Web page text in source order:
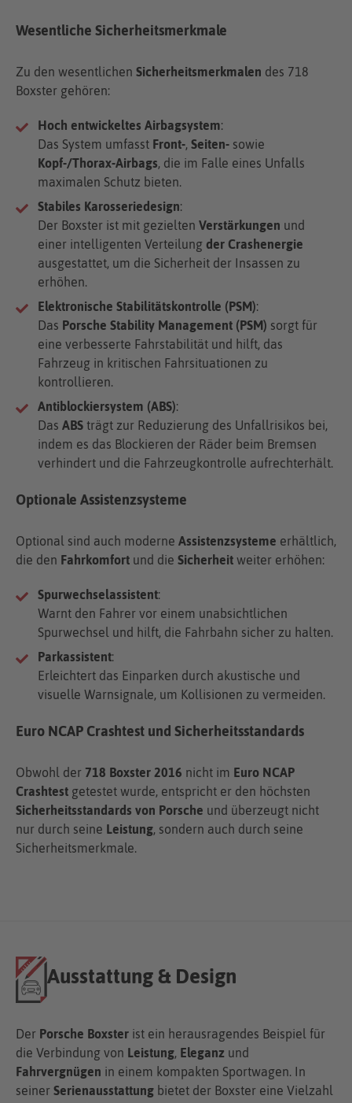
Wesentliche Sicherheitsmerkmale
Zu den wesentlichen Sicherheitsmerkmalen des 718
Boxster gehören:
Hoch entwickeltes Airbagsystem:
Das System umfasst Front-, Seiten- sowie
Kopf-/Thorax-Airbags, die im Falle eines Unfalls
maximalen Schutz bieten.
Stabiles Karosseriedesign:
Der Boxster ist mit gezielten Verstärkungen und
einer intelligenten Verteilung der Crashenergie
ausgestattet, um die Sicherheit der Insassen zu
erhöhen.
Elektronische Stabilitätskontrolle (PSM):
Das Porsche Stability Management (PSM) sorgt für
eine verbesserte Fahrstabilität und hilft, das
Fahrzeug in kritischen Fahrsituationen zu
kontrollieren.
Antiblockiersystem (ABS):
Das ABS trägt zur Reduzierung des Unfallrisikos bei,
indem es das Blockieren der Räder beim Bremsen
verhindert und die Fahrzeugkontrolle aufrechterhält.
Optionale Assistenzsysteme
Optional sind auch moderne Assistenzsysteme erhältlich,
die den Fahrkomfort und die Sicherheit weiter erhöhen:
Spurwechselassistent:
Warnt den Fahrer vor einem unabsichtlichen
Spurwechsel und hilft, die Fahrbahn sicher zu halten.
Parkassistent:
Erleichtert das Einparken durch akustische und
visuelle Warnsignale, um Kollisionen zu vermeiden.
Euro NCAP Crashtest und Sicherheitsstandards
Obwohl der 718 Boxster 2016 nicht im Euro NCAP
Crashtest getestet wurde, entspricht er den höchsten
Sicherheitsstandards von Porsche und überzeugt nicht
nur durch seine Leistung, sondern auch durch seine
Sicherheitsmerkmale.
Ausstattung & Design
Der Porsche Boxster ist ein herausragendes Beispiel für
die Verbindung von Leistung, Eleganz und
Fahrvergnügen in einem kompakten Sportwagen. In
seiner Serienausstattung bietet der Boxster eine Vielzahl